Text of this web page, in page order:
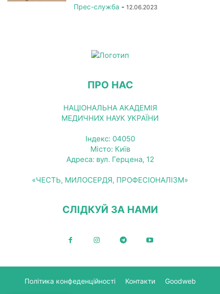
Прес-служба - 12.06.2023
ПРО НАС
НАЦІОНАЛЬНА АКАДЕМІЯ
МЕДИЧНИХ НАУК УКРАЇНИ
Індекс: 04050
Місто: Київ
Адреса: вул. Герцена, 12
«ЧЕСТЬ, МИЛОСЕРДЯ, ПРОФЕСІОНАЛІЗМ»
СЛІДКУЙ ЗА НАМИ
Політика конфеденційності Контакти Goodweb